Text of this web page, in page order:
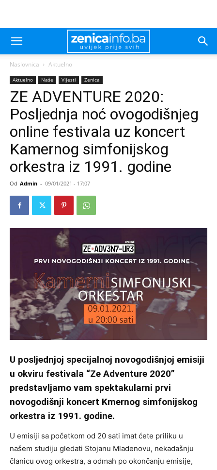
Naslovnica Aktuelno
Aktuelno Naše Vijesti Zenica
ZE ADVENTURE 2020:
Posljednja noć ovogodišnjeg
online festivala uz koncert
Kamernog simfonijskog
orkestra iz 1991. godine
Od Admin - 09/01/2021 - 17:07
U posljednjoj specijalnoj novogodišnjoj emisiji
u okviru festivala “Ze Adventure 2020”
predstavljamo vam spektakularni prvi
novogodišnji koncert Kmernog simfonijskog
orkestra iz 1991. godine.
U emisiji sa početkom od 20 sati imat ćete priliku u
našem studiju gledati Stojanu Mladenovu, nekadašnju
članicu ovog orkestra, a odmah po okončanju emisije,